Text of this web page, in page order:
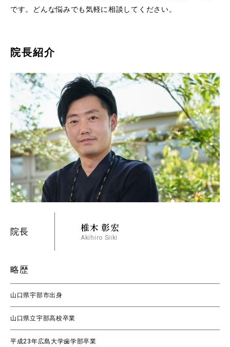
です。どんな悩みでも気軽に相談してください。
院長紹介
院長 椎木 彰宏
Akihiro Siiki
略歴
山口県宇部市出身
山口県立宇部高校卒業
平成23年広島大学歯学部卒業